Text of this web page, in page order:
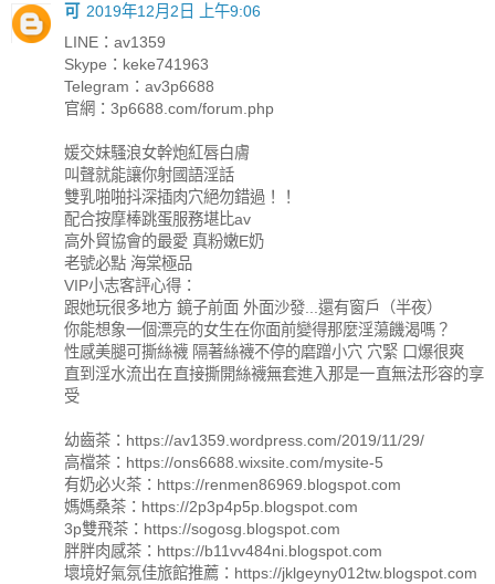
可
2019年12月2日 上午9:06
LINE：av1359
Skype：keke741963
Telegram：av3p6688
官網：3p6688.com/forum.php
媛交妹騷浪女幹炮紅唇白膚
叫聲就能讓你射國語淫話
雙乳啪啪抖深插肉穴絕勿錯過！！
配合按摩棒跳蛋服務堪比av
高外貿協會的最愛 真粉嫩E奶
老號必點 海棠極品
VIP小志客評心得：
跟她玩很多地方 鏡子前面 外面沙發...還有窗戶（半夜）
你能想象一個漂亮的女生在你面前變得那麼淫蕩饑渴嗎？
性感美腿可撕絲襪 隔著絲襪不停的磨蹭小穴 穴緊 口爆很爽
直到淫水流出在直接撕開絲襪無套進入那是一直無法形容的享
受
幼齒茶：https://av1359.wordpress.com/2019/11/29/
高檔茶：https://ons6688.wixsite.com/mysite-5
有奶必火茶：https://renmen86969.blogspot.com
媽媽桑茶：https://2p3p4p5p.blogspot.com
3p雙飛茶：https://sogosg.blogspot.com
胖胖肉感茶：https://b11vv484ni.blogspot.com
壞境好氣氛佳旅館推薦：https://jklgeyny012tw.blogspot.com